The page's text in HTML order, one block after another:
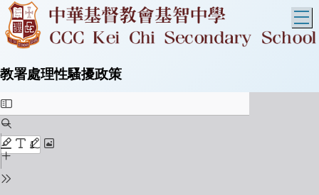
教署處理性騷擾政策